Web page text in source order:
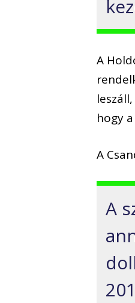
A
hogy
A
A